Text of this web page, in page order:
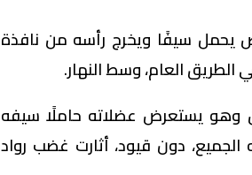
يحمل سيفًا ويخرج رأسه من نافذة
العام، وسط النهار.
وهو يستعرض عضلاته حاملًا سيفه
دون قيود، أثارت غضب رواد